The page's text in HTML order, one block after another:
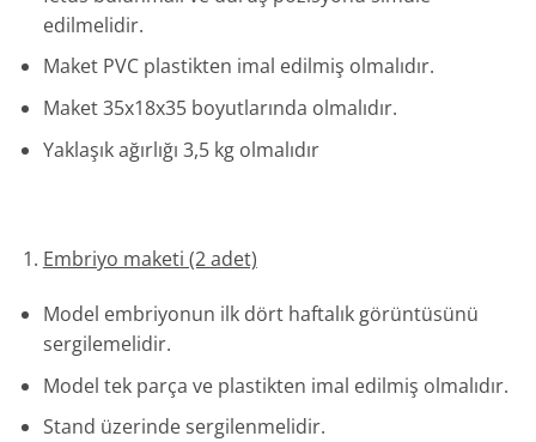
edilmelidir.
Maket PVC plastikten imal edilmiş olmalıdır.
Maket 35x18x35 boyutlarında olmalıdır.
Yaklaşık ağırlığı 3,5 kg olmalıdır
Embriyo maketi (2 adet)
Model embriyonun ilk dört haftalık görüntüsünü
sergilemelidir.
Model tek parça ve plastikten imal edilmiş olmalıdır.
Stand üzerinde sergilenmelidir.